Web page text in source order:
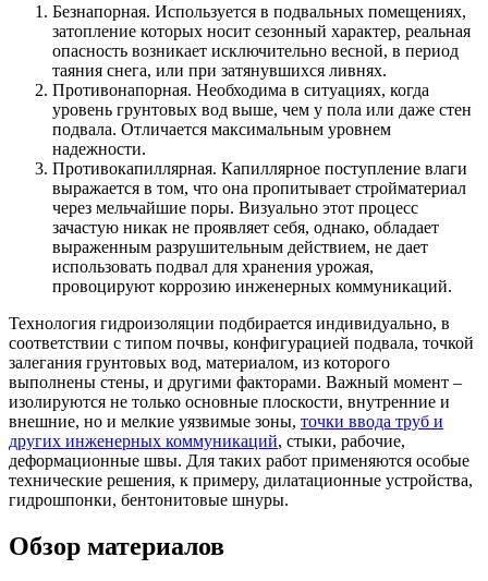
Безнапорная. Используется в подвальных помещениях,
затопление которых носит сезонный характер, реальная
опасность возникает исключительно весной, в период
таяния снега, или при затянувшихся ливнях.
Противонапорная. Необходима в ситуациях, когда
уровень грунтовых вод выше, чем у пола или даже стен
подвала. Отличается максимальным уровнем
надежности.
Противокапиллярная. Капиллярное поступление влаги
выражается в том, что она пропитывает стройматериал
через мельчайшие поры. Визуально этот процесс
зачастую никак не проявляет себя, однако, обладает
выраженным разрушительным действием, не дает
использовать подвал для хранения урожая,
провоцируют коррозию инженерных коммуникаций.
Технология гидроизоляции подбирается индивидуально, в
соответствии с типом почвы, конфигурацией подвала, точкой
залегания грунтовых вод, материалом, из которого
выполнены стены, и другими факторами. Важный момент –
изолируются не только основные плоскости, внутренние и
внешние, но и мелкие уязвимые зоны, точки ввода труб и
других инженерных коммуникаций, стыки, рабочие,
деформационные швы. Для таких работ применяются особые
технические решения, к примеру, дилатационные устройства,
гидрошпонки, бентонитовые шнуры.
Обзор материалов